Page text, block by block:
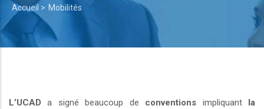
Fil
d'Ariane
Accueil > Mobilités
L’UCAD a signé beaucoup de conventions impliquant la